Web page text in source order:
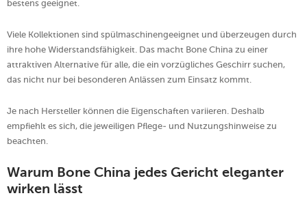
bestens geeignet.
Viele Kollektionen sind spülmaschinengeeignet und überzeugen durch
ihre hohe Widerstandsfähigkeit. Das macht Bone China zu einer
attraktiven Alternative für alle, die ein vorzügliches Geschirr suchen,
das nicht nur bei besonderen Anlässen zum Einsatz kommt.
Je nach Hersteller können die Eigenschaften variieren. Deshalb
empfiehlt es sich, die jeweiligen Pflege- und Nutzungshinweise zu
beachten.
Warum Bone China jedes Gericht eleganter
wirken lässt